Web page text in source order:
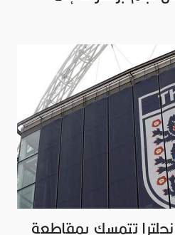
تتمسك بمقاطعة